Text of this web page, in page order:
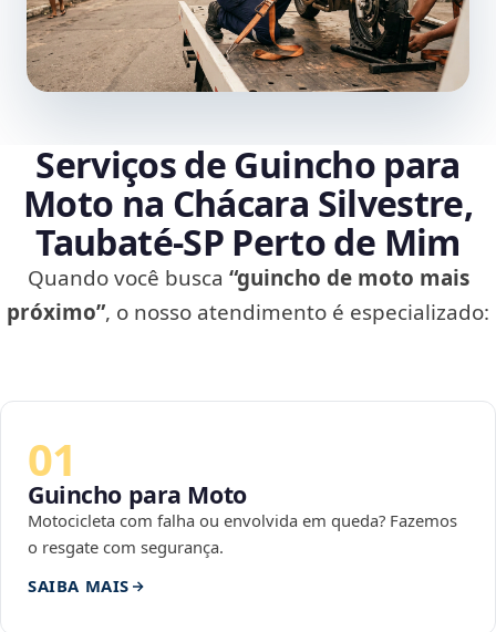
Serviços de Guincho para
Moto na Chácara Silvestre,
Taubaté‑SP Perto de Mim
Quando você busca “guincho de moto mais
próximo”, o nosso atendimento é especializado:
01
Guincho para Moto
Motocicleta com falha ou envolvida em queda? Fazemos
o resgate com segurança.
SAIBA MAIS